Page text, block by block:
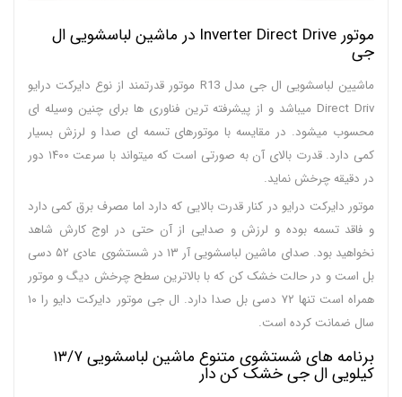
موتور Inverter Direct Drive در ماشین لباسشویی ال
جی
ماشیین لباسشویی ال جی مدل R13 موتور قدرتمند از نوع دایرکت درایو
Direct Driv میباشد و از پیشرفته ترین فناوری ها برای چنین وسیله ای
محسوب میشود. در مقایسه با موتورهای تسمه ای صدا و لرزش بسیار
کمی دارد. قدرت بالای آن به صورتی است که میتواند با سرعت ۱۴۰۰ دور
در دقیقه چرخش نماید.
موتور دایرکت درایو در کنار قدرت بالایی که دارد اما مصرف برق کمی دارد
و فاقد تسمه بوده و لرزش و صدایی از آن حتی در اوج کارش شاهد
نخواهید بود. صدای ماشین لباسشویی آر ۱۳ در شستشوی عادی ۵۲ دسی
بل است و در حالت خشک کن که با بالاترین سطح چرخش دیگ و موتور
همراه است تنها ۷۲ دسی بل صدا دارد. ال جی موتور دایرکت دایو را ۱۰
سال ضمانت کرده است.
برنامه های شستشوی متنوع ماشین لباسشویی ۱۳/۷
کیلویی ال جی خشک کن دار